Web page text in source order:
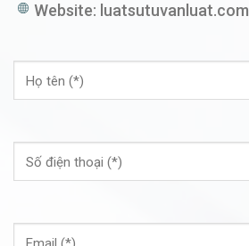
Website: luatsutuvanluat.com